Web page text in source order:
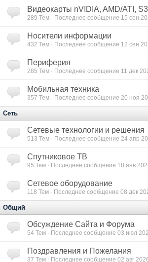
Видеокарты nVIDIA, AMD/ATI,
289 Тем · Последнее сообщение 15 сен
Носители информации
432 Тем · Последнее сообщение 12 сен
Периферия
285 Тем · Последнее сообщение 11 дек
Мобильная техника
357 Тем · Последнее сообщение 20 ноя
Сеть
Сетевые технологии и решения
513 Тем · Последнее сообщение 24 апр
Спутниковое ТВ
95 Тем · Последнее сообщение 18 янв
Сетевое оборудование
118 Тем · Последнее сообщение 08 дек
Общий
Обсуждение Сайта и Форума
54 Тем · Последнее сообщение 03 июл
Поздравления и Пожелания
37 Тем · Последнее сообщение 02 авг